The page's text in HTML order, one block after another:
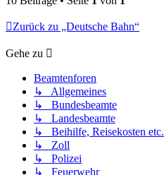
Zurück zu „Deutsche Bahn“
Gehe zu
Beamtenforen
↳ Allgemeines
↳ Bundesbeamte
↳ Landesbeamte
↳ Beihilfe, Reisekosten etc.
↳ Zoll
↳ Polizei
↳ Feuerwehr